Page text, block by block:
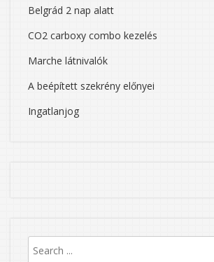
Belgrád 2 nap alatt
CO2 carboxy combo kezelés
Marche látnivalók
A beépített szekrény előnyei
Ingatlanjog